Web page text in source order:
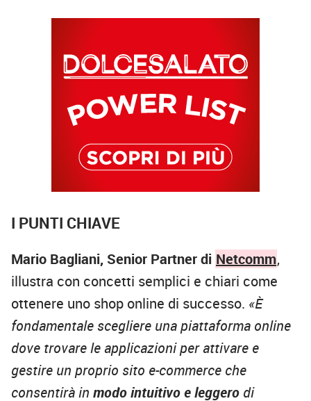
I PUNTI CHIAVE
Mario Bagliani, Senior Partner di Netcomm,
illustra con concetti semplici e chiari come
ottenere uno shop online di successo. «È
fondamentale scegliere una piattaforma online
dove trovare le applicazioni per attivare e
gestire un proprio sito e-commerce che
consentirà in modo intuitivo e leggero di